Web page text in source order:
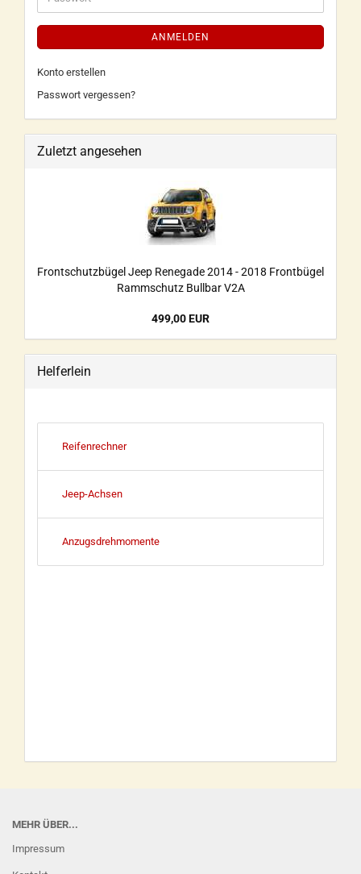
ANMELDEN
Konto erstellen
Passwort vergessen?
Zuletzt angesehen
Frontschutzbügel Jeep Renegade 2014 - 2018 Frontbügel
Rammschutz Bullbar V2A
499,00 EUR
Helferlein
Reifenrechner
Jeep-Achsen
Anzugsdrehmomente
MEHR ÜBER...
Impressum